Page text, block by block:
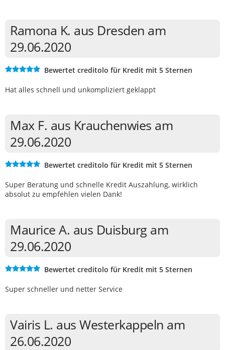
Ramona K. aus Dresden am
29.06.2020
Bewertet creditolo für Kredit mit 5 Sternen
Hat alles schnell und unkompliziert geklappt
Max F. aus Krauchenwies am
29.06.2020
Bewertet creditolo für Kredit mit 5 Sternen
Super Beratung und schnelle Kredit Auszahlung, wirklich
absolut zu empfehlen vielen Dank!
Maurice A. aus Duisburg am
29.06.2020
Bewertet creditolo für Kredit mit 5 Sternen
Super schneller und netter Service
Vairis L. aus Westerkappeln am
26.06.2020